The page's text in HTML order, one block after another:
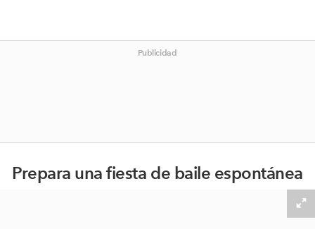
Publicidad
Prepara una fiesta de baile espontánea